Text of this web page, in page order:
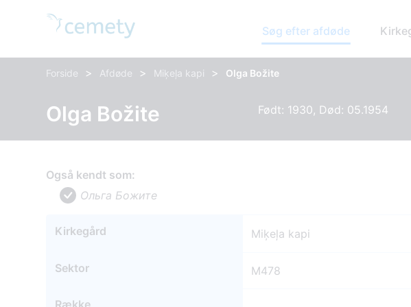
Søg efter afdøde
Forside > Afdøde > Miķeļa kapi > Olga Božite
Olga Božite Født: 1930, Død: 05.1954
Også kendt som:
Ольга Божите
Kirkegård Miķeļa kapi
Sektor M478